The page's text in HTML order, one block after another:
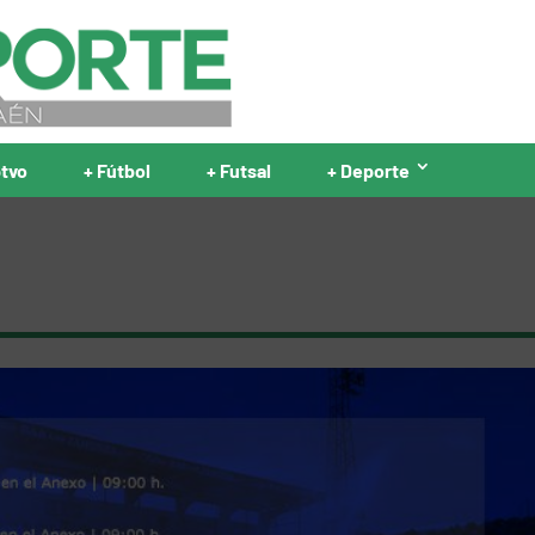
+ Fútbol + Futsal + Deporte